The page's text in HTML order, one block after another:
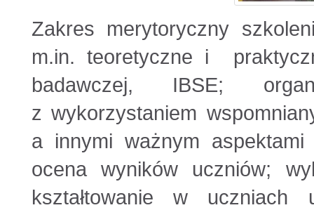
Zakres merytoryczny
m.in. teoretyczne i
badawczej, IBSE;
z wykorzystaniem
a innymi ważnym
ocena wyników uczniów;
kształtowanie w uczniach